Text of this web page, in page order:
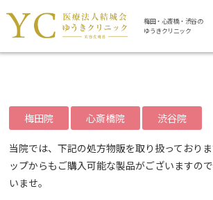
梅田・心斎橋・渋谷の
ゆうきクリニック
梅田院 心斎橋院 渋谷院
当院では、下記の処方物販を取り扱っておりま
ップからもご購入可能な製品がございますの
いませ。